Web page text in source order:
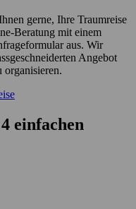
gerne, Ihre Traumreise
Beratung mit einem
aus. Wir
Angebot
organisieren.
einfachen